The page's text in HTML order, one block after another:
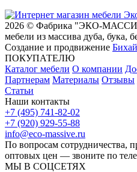
2026 © Фабрика "ЭКО-
мебели из массива дуба, бука,
Создание и продвижение
ПОКУПАТЕЛЮ
Каталог мебели О компании
Партнерам Материалы Отзывы
Статьи
Наши контакты
+7 (495) 741-82-02
+7 (920) 929-55-88
info@eco-massive.ru
По вопросам сотрудничества,
оптовых цен — звоните по
МЫ В СОЦСЕТЯХ